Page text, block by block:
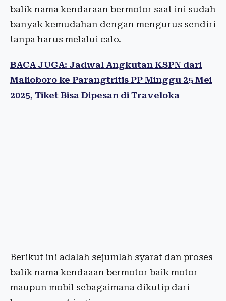
balik nama kendaraan bermotor saat ini sudah
banyak kemudahan dengan mengurus sendiri
tanpa harus melalui calo.
BACA JUGA: Jadwal Angkutan KSPN dari
Malioboro ke Parangtritis PP Minggu 25 Mei
2025, Tiket Bisa Dipesan di Traveloka
Berikut ini adalah sejumlah syarat dan proses
balik nama kendaaan bermotor baik motor
maupun mobil sebagaimana dikutip dari